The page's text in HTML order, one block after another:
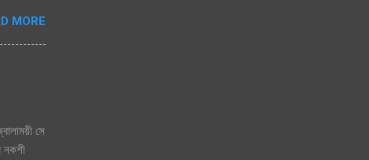
এলে
ভিজতে
যে
MORE
সে
নকশী